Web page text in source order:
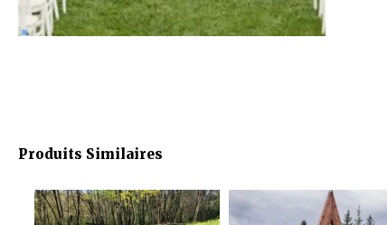
Produits Similaires